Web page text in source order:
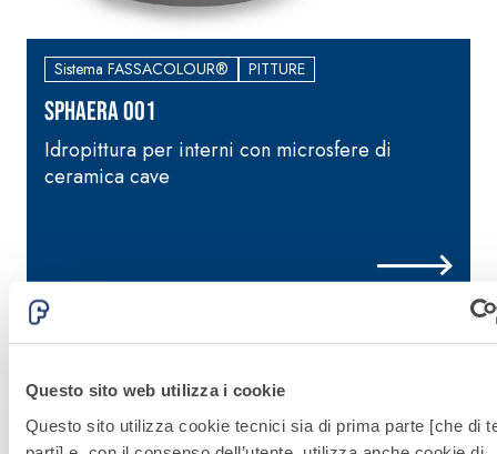
Questo sito web utilizza i cookie
Questo sito utilizza cookie tecnici sia di prima parte [che di
Sistema FASSACOLOUR® PITTURE
SPHAERA 001
Idropittura per interni con microsfere di
ceramica cave